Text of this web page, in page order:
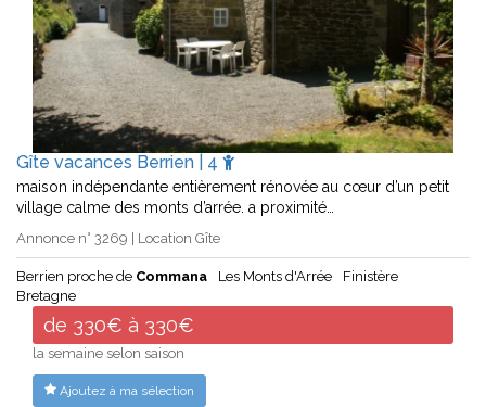
Gîte vacances Berrien | 4
maison indépendante entièrement rénovée au cœur d’un petit
village calme des monts d’arrée. a proximité…
Annonce n° 3269 | Location Gîte
Berrien proche de Commana Les Monts d'Arrée
Finistère
Bretagne
de 330€ à 330€
la semaine selon saison
Ajoutez à ma sélection